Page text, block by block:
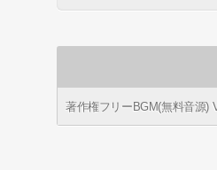
著作権フリーBGM(無料音源)